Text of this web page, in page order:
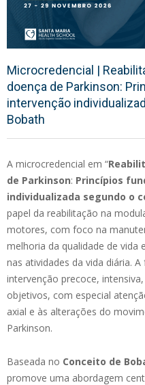
Microcredencial |
doença de Parkinson:
intervenção
Bobath
A microcredencial em “
de Parkinson: Princípios
individualizada segundo o
papel da reabilitação na
motores, com foco na
melhoria da qualidade de vida
nas atividades da vida diária.
intervenção precoce,
objetivos, com especial
axial e às alterações do
Parkinson.
Baseada no Conceito de
promove uma abordagem